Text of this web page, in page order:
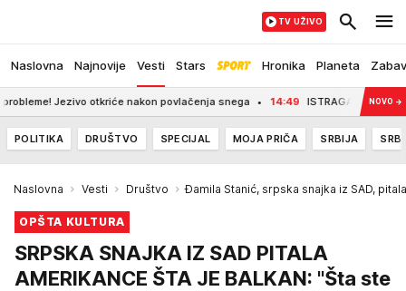
Naslovna Najnovije Vesti Stars Hronika Planeta
TV UŽIVO
povlačenja snega 14:49 ISTRAGA UBISTVA BIVŠE MINISTARKE DOBILA
NOVO →
POLITIKA DRUŠTVO SPECIJAL MOJA PRIČA SRBIJA
Naslovna Vesti Društvo Đamila Stanić, srpska snajka iz SAD,
OPŠTA KULTURA
SRPSKA SNAJKA IZ SAD PITALA
AMERIKANCE ŠTA JE BALKAN: "Šta ste